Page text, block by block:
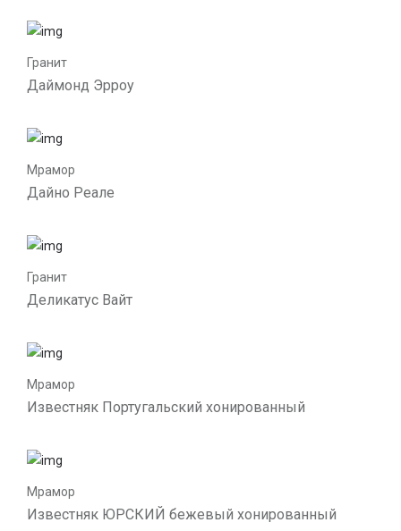
Гранит
Даймонд Эрроу
Мрамор
Дайно Реале
Гранит
Деликатус Вайт
Мрамор
Известняк Португальский хонированный
Мрамор
Известняк ЮРСКИЙ бежевый хонированный